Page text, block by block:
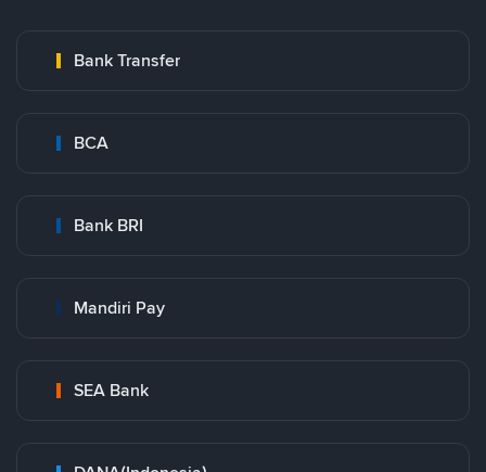
Bank Transfer
BCA
Bank BRI
Mandiri Pay
SEA Bank